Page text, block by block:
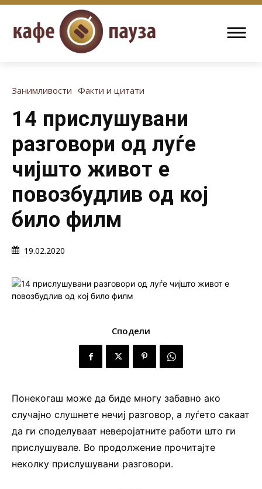
Занимливости Факти и цитати
14 прислушувани
разговори од луѓе
чијшто живот е
повозбудлив од кој
било филм
19.02.2020
Сподели
Понекогаш може да биде многу забавно ако
случајно слушнете нечиј разговор, а луѓето сакаат
да ги споделуваат неверојатните работи што ги
прислушувале. Во продолжение прочитајте
неколку прислушувани разговори.